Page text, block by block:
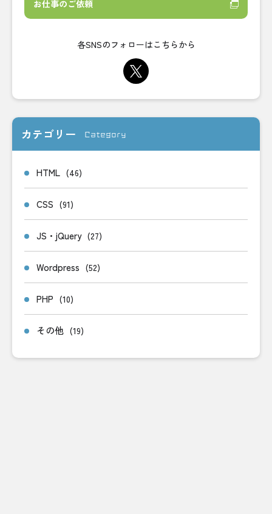
お仕事のご依頼
各SNSのフォローはこちらから
カテゴリー Category
HTML (46)
CSS (91)
JS・jQuery (27)
Wordpress (52)
PHP (10)
その他 (19)